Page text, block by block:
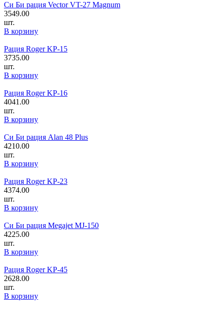
Си Би рация Vector VT-27 Magnum
3549.00
шт.
В корзину
Рация Roger KP-15
3735.00
шт.
В корзину
Рация Roger KP-16
4041.00
шт.
В корзину
Си Би рация Alan 48 Plus
4210.00
шт.
В корзину
Рация Roger KP-23
4374.00
шт.
В корзину
Си Би рация Megajet MJ-150
4225.00
шт.
В корзину
Рация Roger KP-45
2628.00
шт.
В корзину